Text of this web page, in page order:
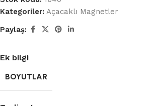
Kategoriler: Açacaklı Magnetler
Paylaş:
Ek bilgi
BOYUTLAR